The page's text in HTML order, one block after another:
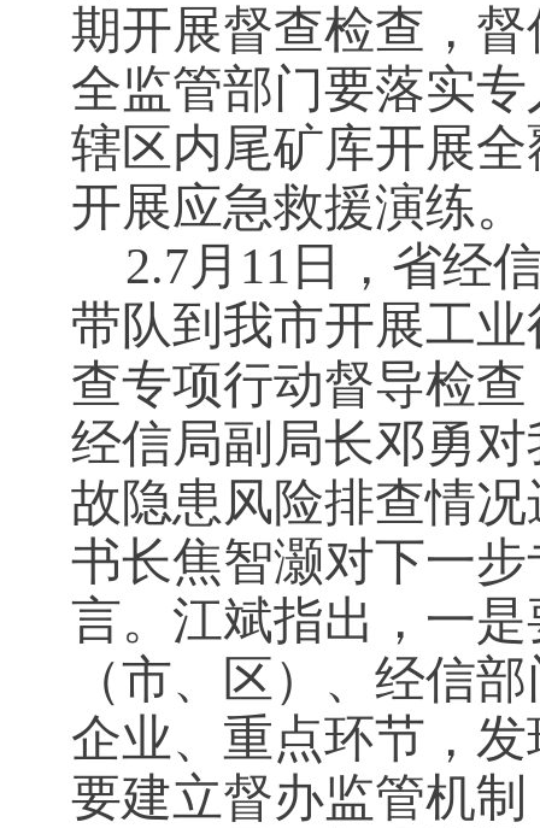
期开展督查检查，
全监管部门要落实
辖区内尾矿库开展
开展应急救援演练。
2.7月11日，省经
带队到我市开展工
查专项行动督导检
经信局副局长邓勇
故隐患风险排查情
书长焦智灏对下一
言。江斌指出，一
（市、区）、经信
企业、重点环节，
要建立督办监管机